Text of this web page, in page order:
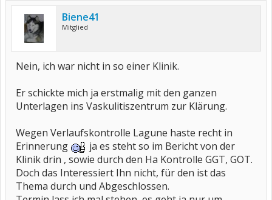
Biene41
Mitglied
Nein, ich war nicht in so einer Klinik.
Er schickte mich ja erstmalig mit den ganzen
Unterlagen ins Vaskulitiszentrum zur Klärung.
Wegen Verlaufskontrolle Lagune haste recht in
Erinnerung
ja es steht so im Bericht von der
Klinik drin , sowie durch den Ha Kontrolle GGT, GOT.
Doch das Interessiert Ihn nicht, für den ist das
Thema durch und Abgeschlossen.